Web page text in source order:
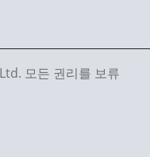
모든 권리를 보류